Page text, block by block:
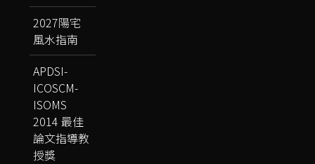
2027陽宅
風水指南
APDSI-
ICOSCM-
ISOMS
2014 最佳
論文指導教
授獎